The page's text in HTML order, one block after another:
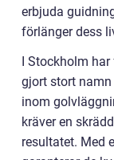
erbjuda
förlänger dess
I Stockholm
gjort stort
inom
kräver en
resultatet. Med